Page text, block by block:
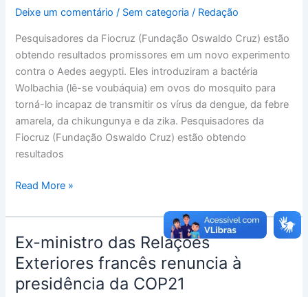
Deixe um comentário / Sem categoria / Redação
Pesquisadores da Fiocruz (Fundação Oswaldo Cruz) estão
obtendo resultados promissores em um novo experimento
contra o Aedes aegypti. Eles introduziram a bactéria
Wolbachia (lê-se voubáquia) em ovos do mosquito para
torná-lo incapaz de transmitir os vírus da dengue, da febre
amarela, da chikungunya e da zika. Pesquisadores da
Fiocruz (Fundação Oswaldo Cruz) estão obtendo
resultados
vírus
a
grande
aposta
da
Fiocruz
contra
zika
Read More »
Ex-ministro das Relações
Exteriores francês renuncia à
presidência da COP21
Ex-
ministro
das
Relações